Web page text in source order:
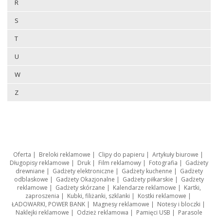
R
S
T
U
W
Z
Oferta | Breloki reklamowe | Clipy do papieru | Artykuły biurowe |
Długopisy reklamowe | Druk | Film reklamowy | Fotografia | Gadżety
drewniane | Gadżety elektroniczne | Gadżety kuchenne | Gadżety
odblaskowe | Gadżety Okazjonalne | Gadżety piłkarskie | Gadżety
reklamowe | Gadżety skórzane | Kalendarze reklamowe | Kartki,
zaproszenia | Kubki, filiżanki, szklanki | Kostki reklamowe |
ŁADOWARKI, POWER BANK| Magnesy reklamowe | Notesy i bloczki |
Naklejki reklamowe | Odzież reklamowa | Pamięci USB | Parasole